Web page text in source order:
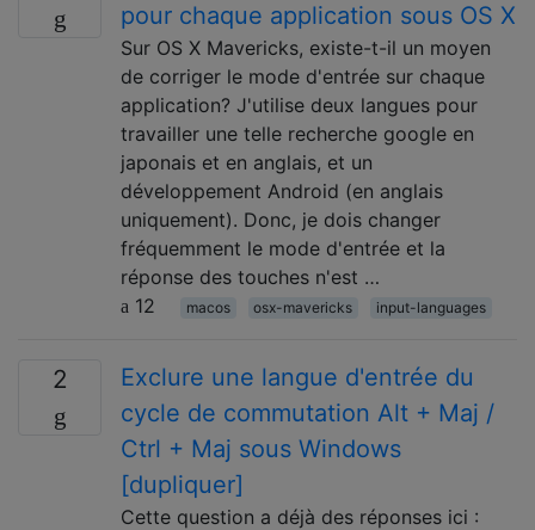
pour chaque application sous OS X
Sur OS X Mavericks, existe-t-il un moyen
de corriger le mode d'entrée sur chaque
application? J'utilise deux langues pour
travailler une telle recherche google en
japonais et en anglais, et un
développement Android (en anglais
uniquement). Donc, je dois changer
fréquemment le mode d'entrée et la
réponse des touches n'est …
12
macos osx-mavericks input-languages
2
Exclure une langue d'entrée du
cycle de commutation Alt + Maj /
Ctrl + Maj sous Windows
[dupliquer]
Cette question a déjà des réponses ici :